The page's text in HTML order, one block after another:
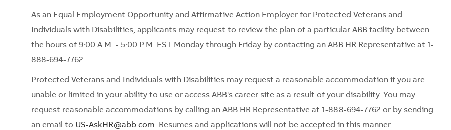
As an Equal Employment Opportunity and Affirmative Action Employer for Protected Veterans and
Individuals with Disabilities, applicants may request to review the plan of a particular ABB facility between
the hours of 9:00 A.M. - 5:00 P.M. EST Monday through Friday by contacting an ABB HR Representative at 1-
888-694-7762.
Protected Veterans and Individuals with Disabilities may request a reasonable accommodation if you are
unable or limited in your ability to use or access ABB's career site as a result of your disability. You may
request reasonable accommodations by calling an ABB HR Representative at 1-888-694-7762 or by sending
an email to US-AskHR@abb.com. Resumes and applications will not be accepted in this manner.